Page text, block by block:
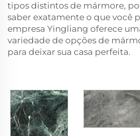
tipos distintos de mármore,
saber exatamente o que você
empresa Yingliang oferece
variedade de opções de
para deixar sua casa perfeita.